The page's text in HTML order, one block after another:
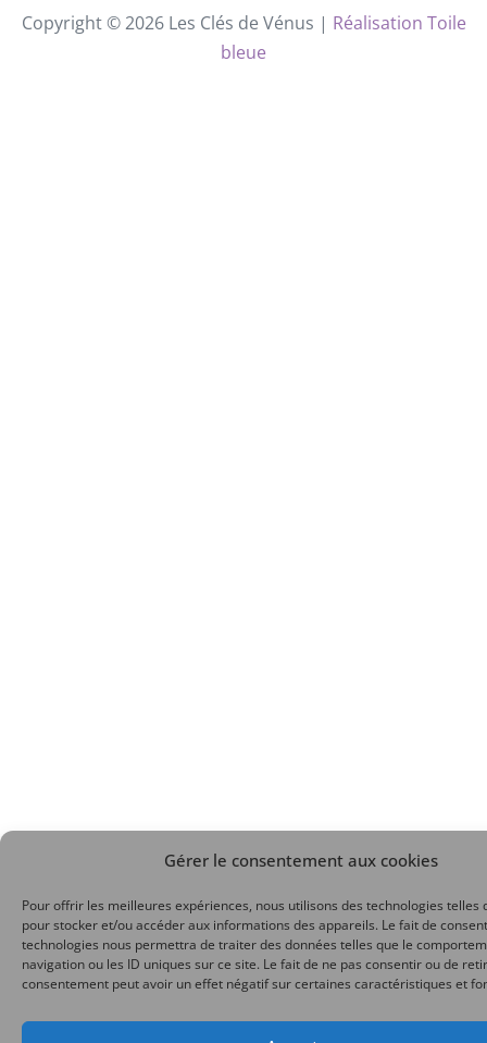
Gérer le consentement aux cookies
Pour offrir les meilleures expériences, nous utilisons des technologies telles
pour stocker et/ou accéder aux informations des appareils. Le fait de
technologies nous permettra de traiter des données telles que le
navigation ou les ID uniques sur ce site. Le fait de ne pas consentir ou de
consentement peut avoir un effet négatif sur certaines caractéristiques et
Copyright © 2026 Les Clés de Vénus | Réalisation Toile
bleue